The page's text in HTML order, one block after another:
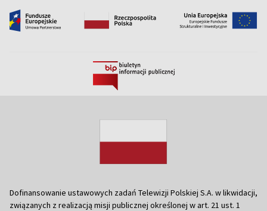
Dofinansowanie ustawowych zadań Telewizji Polskiej S.A. w likwidacji,
związanych z realizacją misji publicznej określonej w art. 21 ust. 1